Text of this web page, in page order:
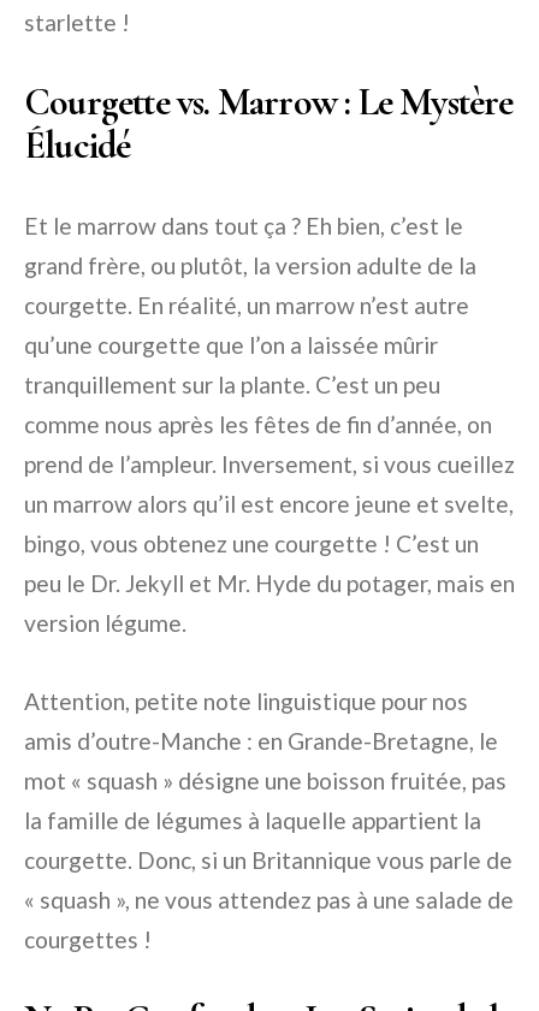
starlette !
Courgette vs. Marrow : Le Mystère
Élucidé
Et le marrow dans tout ça ? Eh bien, c’est le
grand frère, ou plutôt, la version adulte de la
courgette. En réalité, un marrow n’est autre
qu’une courgette que l’on a laissée mûrir
tranquillement sur la plante. C’est un peu
comme nous après les fêtes de fin d’année, on
prend de l’ampleur. Inversement, si vous cueillez
un marrow alors qu’il est encore jeune et svelte,
bingo, vous obtenez une courgette ! C’est un
peu le Dr. Jekyll et Mr. Hyde du potager, mais en
version légume.
Attention, petite note linguistique pour nos
amis d’outre-Manche : en Grande-Bretagne, le
mot « squash » désigne une boisson fruitée, pas
la famille de légumes à laquelle appartient la
courgette. Donc, si un Britannique vous parle de
« squash », ne vous attendez pas à une salade de
courgettes !